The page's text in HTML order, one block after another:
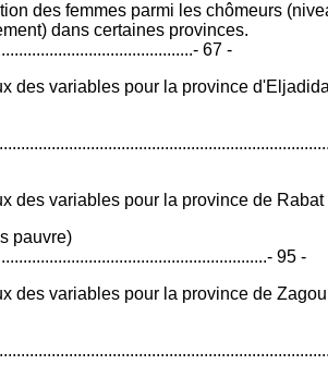
des femmes parmi les chômeurs
dans certaines provinces.
67 -
des variables pour la province
des variables pour la province de Rabat
pauvre)
95 -
des variables pour la province de